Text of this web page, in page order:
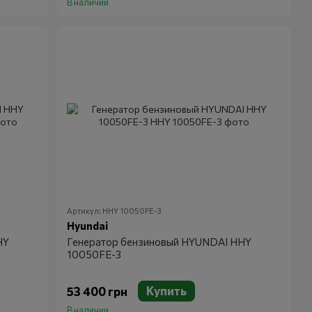
Артикул: HHY 10050FE-3
Hyundai
Генератор бензиновый HYUNDAI HHY
10050FE-3
53 400 грн Купить